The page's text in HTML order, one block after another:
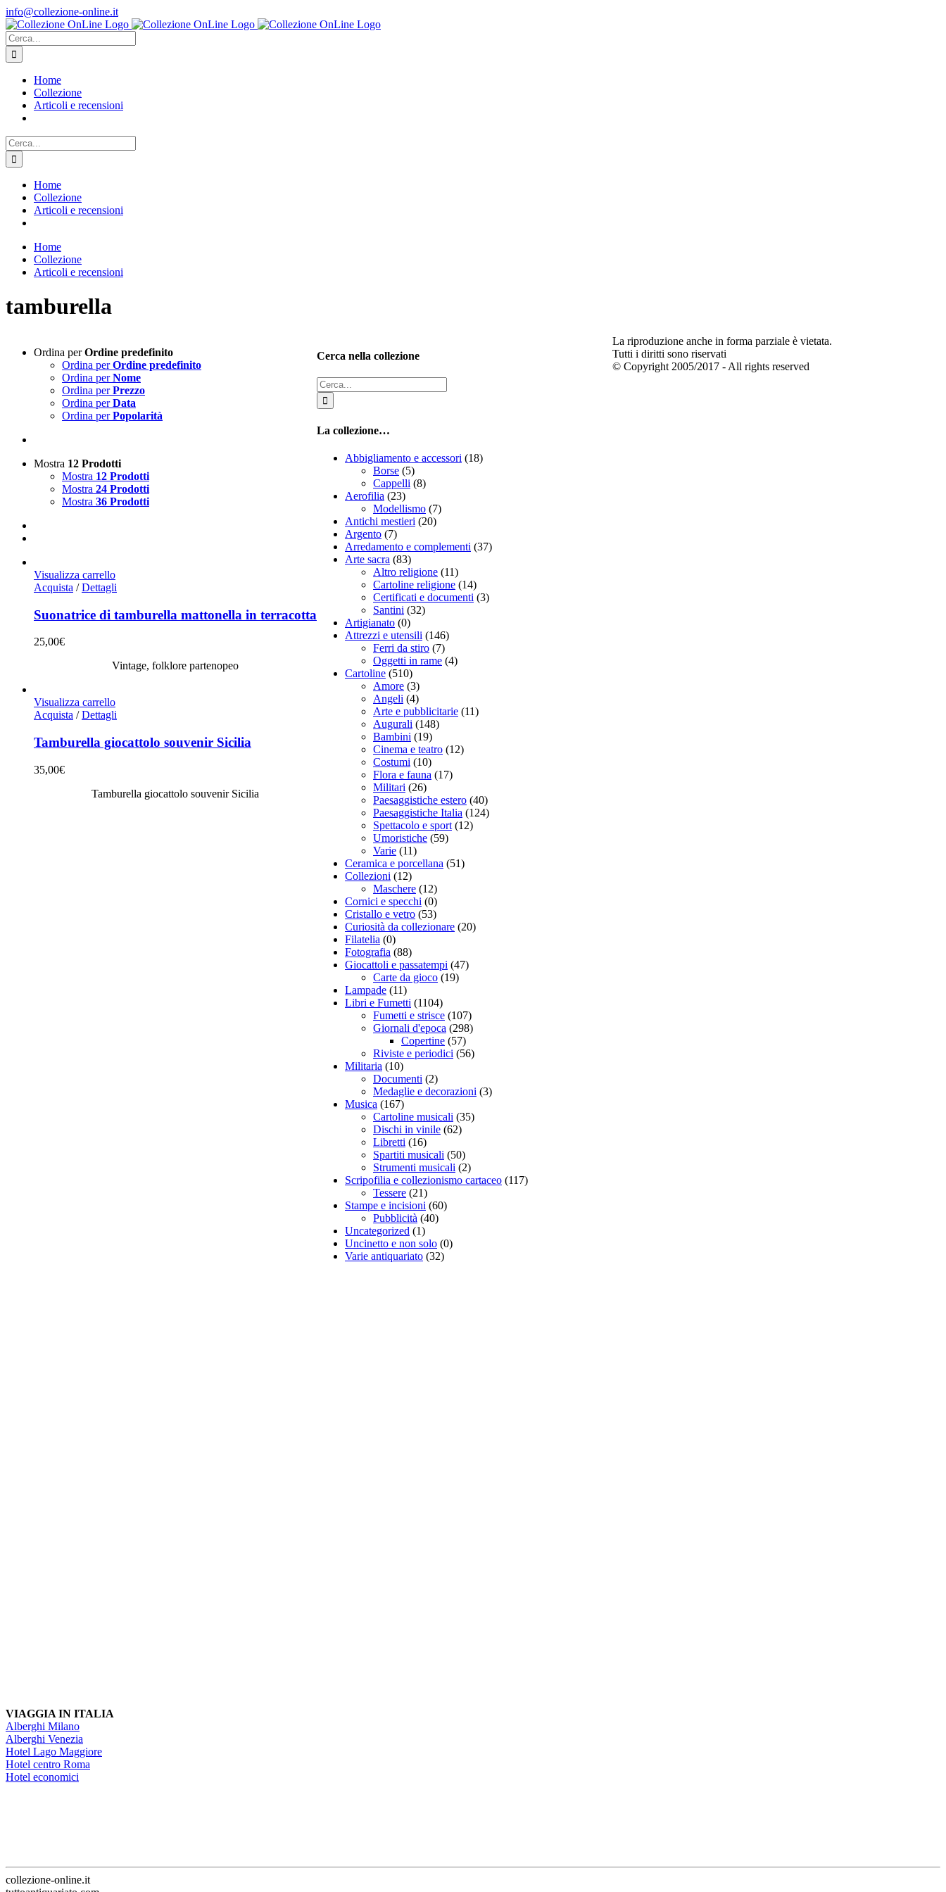
Salta
al
contenuto
info@collezione-online.it
Cerca
per:
Home
Collezione
Articoli e recensioni
Cerca
per:
Home
Collezione
Articoli e recensioni
Home
Collezione
Articoli e recensioni
tamburella
Ordina perOrdine predefinito
Ordina perOrdine predefinito
Ordina perNome
Ordina perPrezzo
Ordina perData
Ordina perPopolarità
Mostra 12 Prodotti
Mostra 12 Prodotti
Mostra 24 Prodotti
Mostra 36 Prodotti
Visualizza carrello
Acquista / Dettagli
Suonatrice di tamburella mattonella in terracotta
25,00€
Vintage, folklore partenopeo
Visualizza carrello
Acquista / Dettagli
Tamburella giocattolo souvenir Sicilia
35,00€
Tamburella giocattolo souvenir Sicilia
Cerca nella collezione
Cerca
per:
La collezione…
Abbigliamento e accessori (18)
Borse (5)
Cappelli (8)
Aerofilia (23)
Modellismo (7)
Antichi mestieri (20)
Argento (7)
Arredamento e complementi (37)
Arte sacra (83)
Altro religione (11)
Cartoline religione (14)
Certificati e documenti (3)
Santini (32)
Artigianato (0)
Attrezzi e utensili (146)
Ferri da stiro (7)
Oggetti in rame (4)
Cartoline (510)
Amore (3)
Angeli (4)
Arte e pubblicitarie (11)
Augurali (148)
Bambini (19)
Cinema e teatro (12)
Costumi (10)
Flora e fauna (17)
Militari (26)
Paesaggistiche estero (40)
Paesaggistiche Italia (124)
Spettacolo e sport (12)
Umoristiche (59)
Varie (11)
Ceramica e porcellana (51)
Collezioni (12)
Maschere (12)
Cornici e specchi (0)
Cristallo e vetro (53)
Curiosità da collezionare (20)
Filatelia (0)
Fotografia (88)
Giocattoli e passatempi (47)
Carte da gioco (19)
Lampade (11)
Libri e Fumetti (1104)
Fumetti e strisce (107)
Giornali d'epoca (298)
Copertine (57)
Riviste e periodici (56)
Militaria (10)
Documenti (2)
Medaglie e decorazioni (3)
Musica (167)
Cartoline musicali (35)
Dischi in vinile (62)
Libretti (16)
Spartiti musicali (50)
Strumenti musicali (2)
Scripofilia e collezionismo cartaceo (117)
Tessere (21)
Stampe e incisioni (60)
Pubblicità (40)
Uncategorized (1)
Uncinetto e non solo (0)
Varie antiquariato (32)
La riproduzione anche in forma parziale è vietata.
Tutti i diritti sono riservati
© Copyright 2005/2017 - All rights reserved
VIAGGIA IN ITALIA
Alberghi Milano
Alberghi Venezia
Hotel Lago Maggiore
Hotel centro Roma
Hotel economici
collezione-online.it